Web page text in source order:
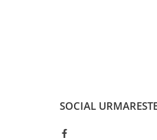
Schimbatoare spate
Manete schimbator si frana
SOCIAL